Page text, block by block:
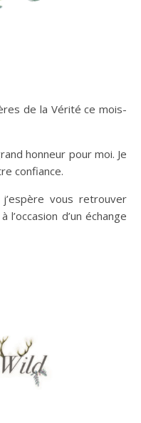
de la Vérité ce mois-
honneur pour moi. Je
confiance.
vous retrouver
d’un échange